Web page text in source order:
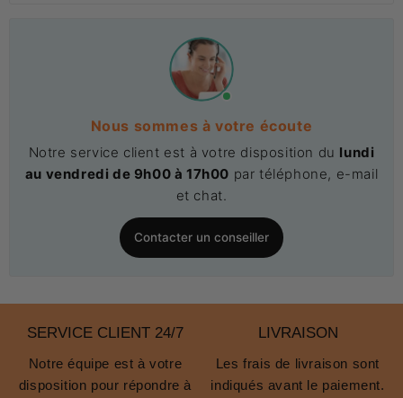
Nous sommes à votre écoute
Notre service client est à votre disposition du lundi
au vendredi de 9h00 à 17h00 par téléphone, e-mail
et chat.
Contacter un conseiller
SERVICE CLIENT 24/7
Notre équipe est à votre
disposition pour répondre à
LIVRAISON
Les frais de livraison sont
indiqués avant le paiement.